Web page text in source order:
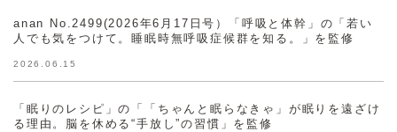
anan No.2499(2026年6月17日号）「呼吸と体幹」の「若い
人でも気をつけて。睡眠時無呼吸症候群を知る。」を監修
2026.06.15
「眠りのレシピ」の「「ちゃんと眠らなきゃ」が眠りを遠ざけ
る理由。脳を休める“手放し”の習慣」を監修